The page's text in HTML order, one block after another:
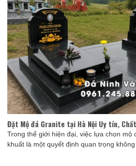
Đặt Mộ đá Granite tại Hà Nội Uy tín,
Trong thế giới hiện đại, việc lựa chọn mộ
khuất là một quyết định quan trọng